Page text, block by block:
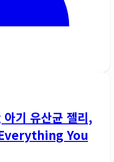
기 유산균 젤리,
Everything You